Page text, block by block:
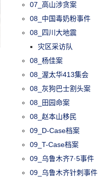
07_高山涉贪案
08_中国毒奶粉事件
08_四川大地震
灾区采访队
08_杨佳案
08_渥太华413集会
08_灰狗巴士割头案
08_田园命案
08_赵本山移民
09_D-Case档案
09_T-Case档案
09_乌鲁木齐7·5事件
09_乌鲁木齐针刺事件